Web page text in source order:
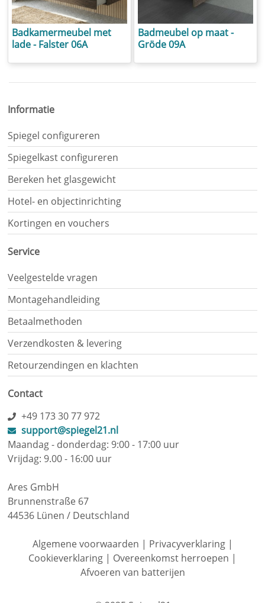
Badkamermeubel met
lade - Falster 06A
Badmeubel op maat -
Gröde 09A
Informatie
Spiegel configureren
Spiegelkast configureren
Bereken het glasgewicht
Hotel- en objectinrichting
Kortingen en vouchers
Service
Veelgestelde vragen
Montagehandleiding
Betaalmethoden
Verzendkosten & levering
Retourzendingen en klachten
Contact
+49 173 30 77 972
support@spiegel21.nl
Maandag - donderdag: 9:00 - 17:00 uur
Vrijdag: 9.00 - 16:00 uur
Ares GmbH
Brunnenstraße 67
44536 Lünen / Deutschland
Algemene voorwaarden | Privacyverklaring|
Cookieverklaring | Overeenkomst herroepen |
Afvoeren van batterijen